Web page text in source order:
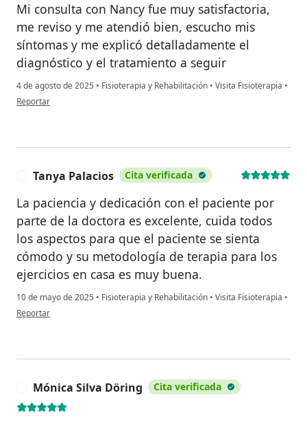
Mi consulta con Nancy fue muy satisfactoria,
me reviso y me atendió bien, escucho mis
síntomas y me explicó detalladamente el
diagnóstico y el tratamiento a seguir
4 de agosto de 2025 • Fisioterapia y Rehabilitación • Visita Fisioterapia •
en opinión del usuario Martin López
Reportar
Tanya Palacios Cita verificada
La paciencia y dedicación con el paciente por
parte de la doctora es excelente, cuida todos
los aspectos para que el paciente se sienta
cómodo y su metodología de terapia para los
ejercicios en casa es muy buena.
10 de mayo de 2025 • Fisioterapia y Rehabilitación • Visita Fisioterapia •
en opinión del usuario Tanya Palacios
Reportar
Mónica Silva Döring Cita verificada